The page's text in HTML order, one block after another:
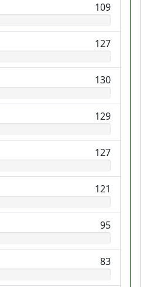
109
127
130
129
127
121
95
83